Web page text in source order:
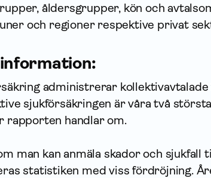
åldersgrupper, kön och
och regioner respektive privat
administrerar
sjukförsäkringen är våra två
rapporten handlar om.
man kan anmäla skador och sjukfall
statistiken med viss fördröjning.